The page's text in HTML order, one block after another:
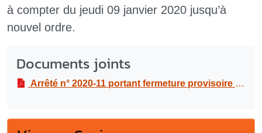
à compter du jeudi 09 janvier 2020 jusqu’à
nouvel ordre.
Documents joints
Arrêté n° 2020-11 portant fermeture provisoire de l’école Eugène ALEXIS, à compter du jeudi 09 janvier 2020 jusqu’à nouvel ordre